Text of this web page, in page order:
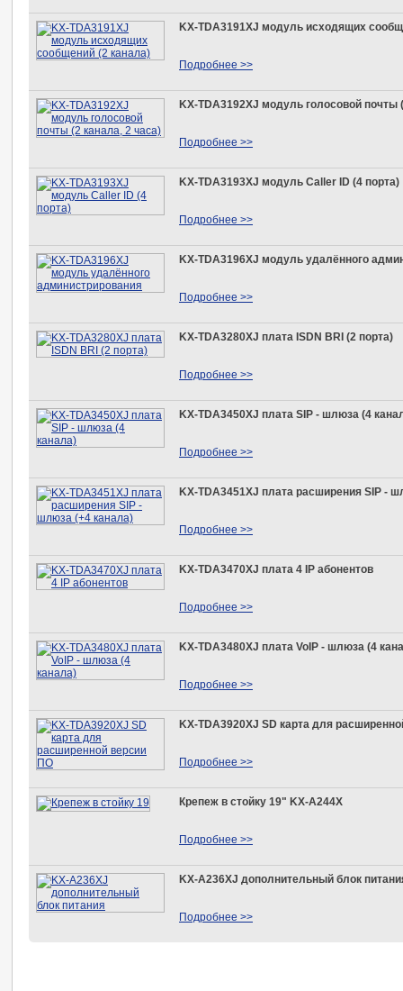
KX-TDA3191XJ модуль исходящих
Подробнее >>
KX-TDA3192XJ модуль голосовой почты
Подробнее >>
KX-TDA3193XJ модуль Caller ID (4 порта)
Подробнее >>
KX-TDA3196XJ модуль удалённого
Подробнее >>
KX-TDA3280XJ плата ISDN BRI (2 порта)
Подробнее >>
KX-TDA3450XJ плата SIP - шлюза (4
Подробнее >>
KX-TDA3451XJ плата расширения SIP -
Подробнее >>
KX-TDA3470XJ плата 4 IP абонентов
Подробнее >>
KX-TDA3480XJ плата VoIP - шлюза (4
Подробнее >>
KX-TDA3920XJ SD карта для
Подробнее >>
Крепеж в стойку 19" KX-A244X
Подробнее >>
KX-A236XJ дополнительный блок
Подробнее >>